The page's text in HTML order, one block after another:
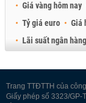
Giá vàng hôm nay
Tỷ giá euro
Giá
Lãi suất ngân hàng
Trang TTĐTTH của
Giấy phép số 3323/GP-